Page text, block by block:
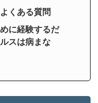
くある質問
に経験するだ
スは病まな